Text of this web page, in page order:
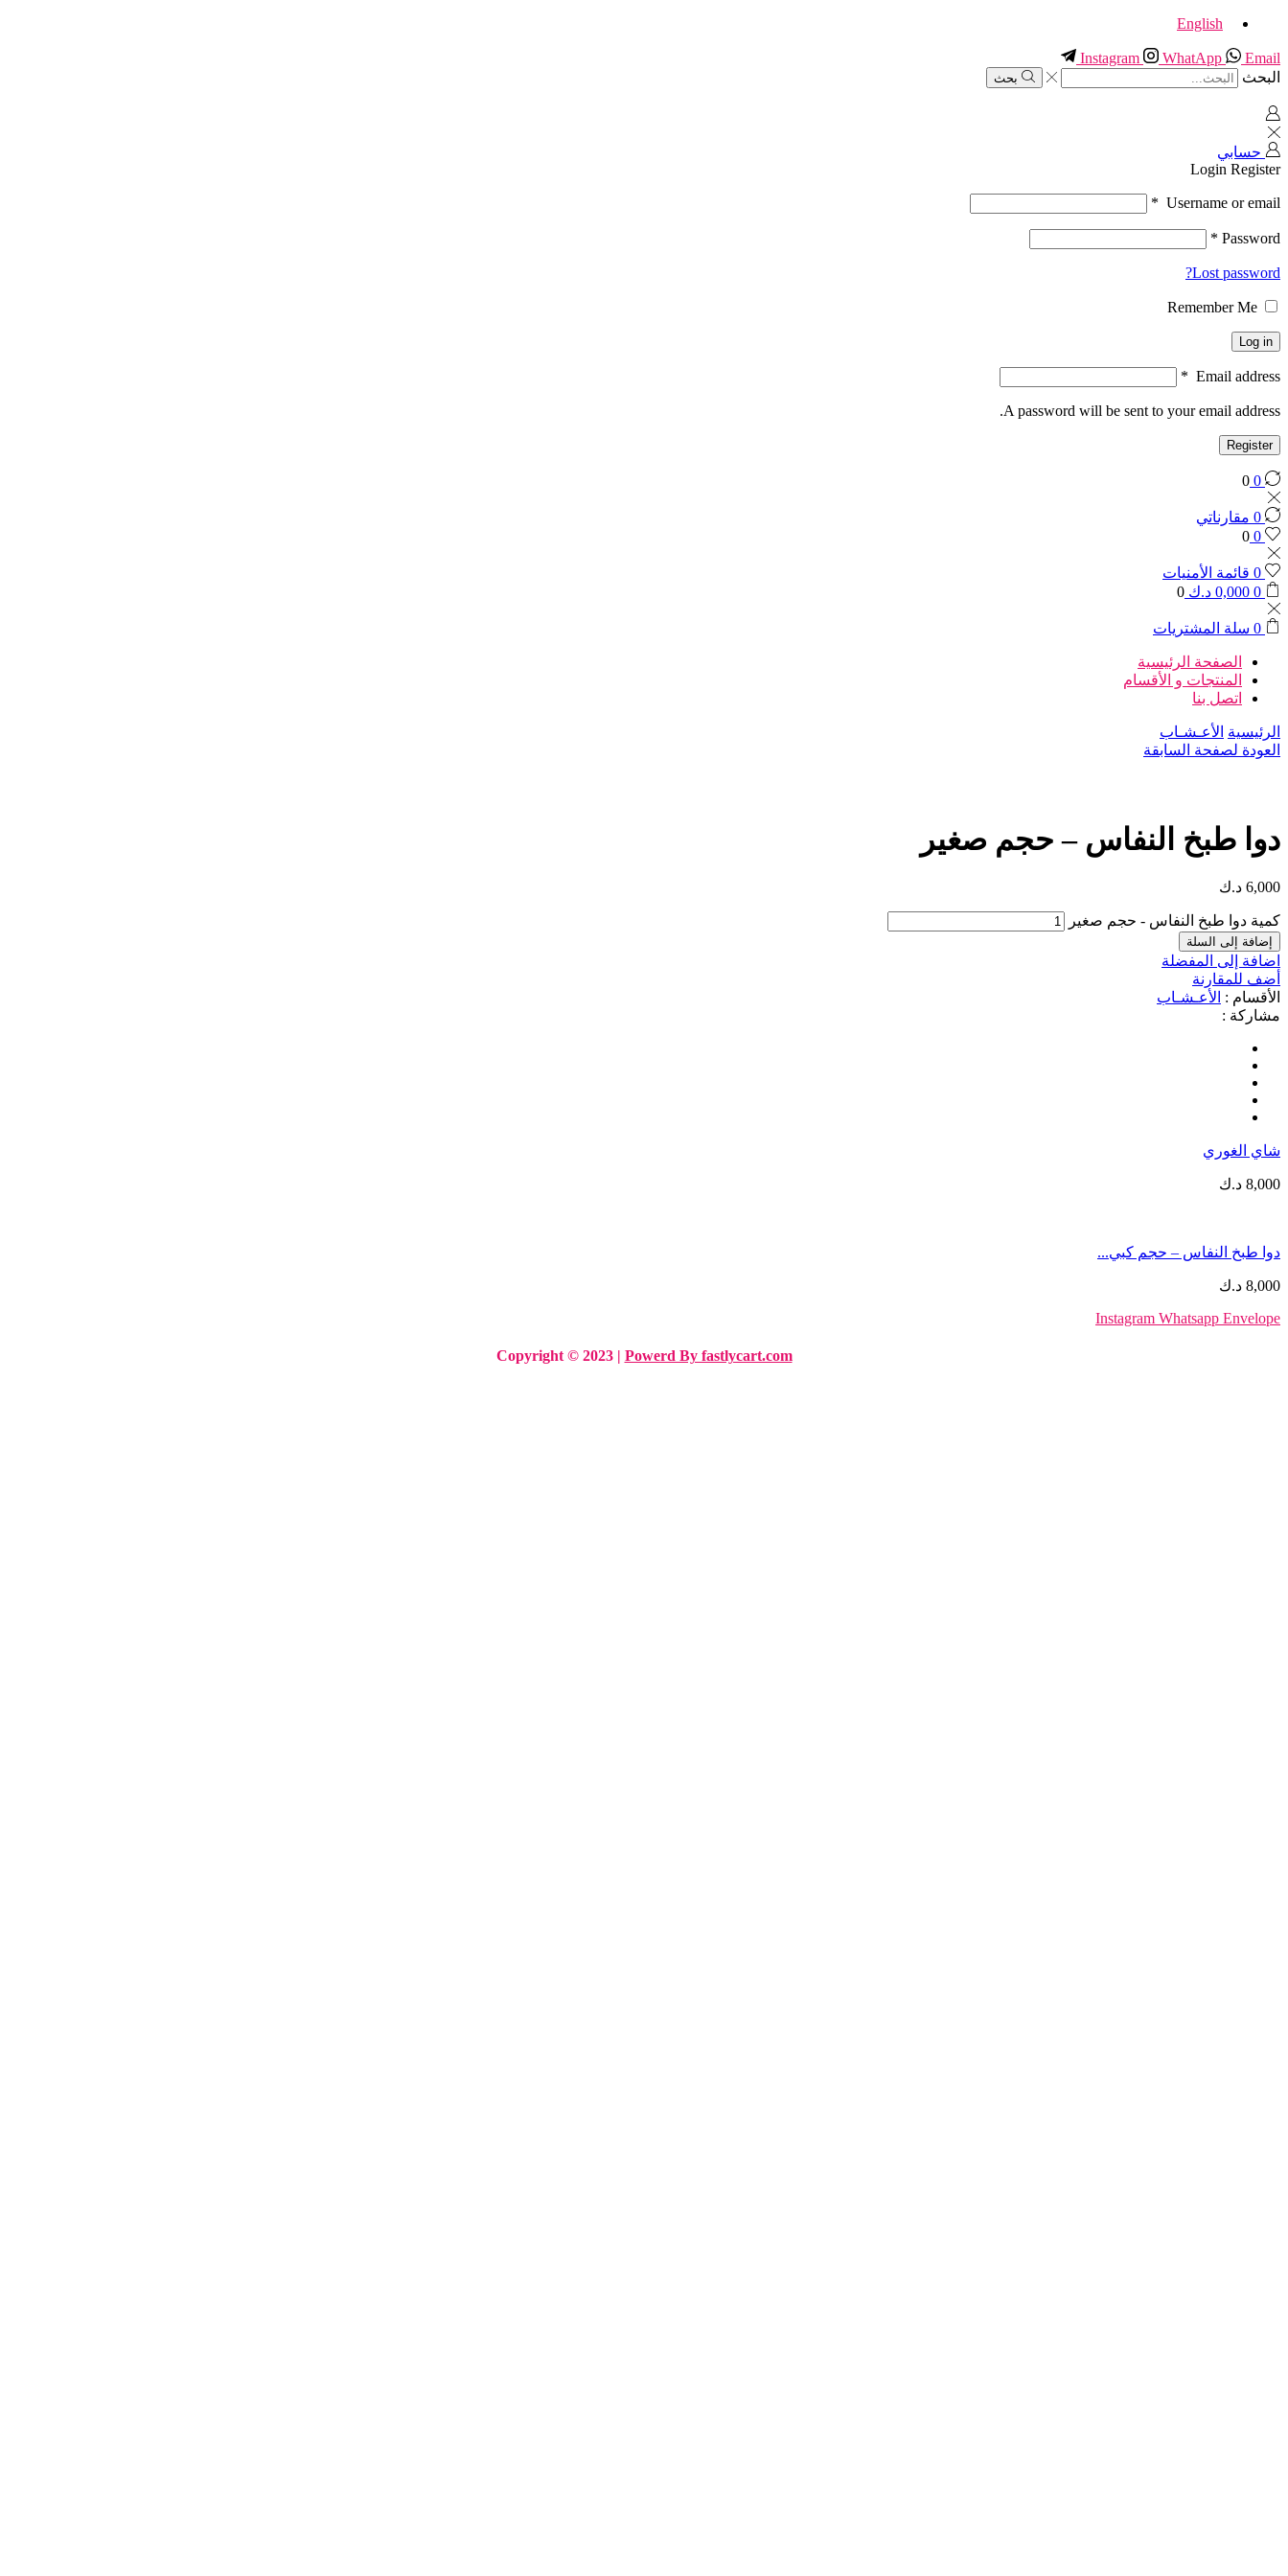
English
Instagram WhatApp
Email
البحث
بحث
حسابي
Login Register
Username or email
*
Password
*
Lost password?
Remember Me
Log in
Email address
*
A password will be sent to your email address.
Register
0
0
0 مقارناتي
0
0
0 قائمة الأمنيات
0
0,000 د.ك 0
0 سلة المشتريات
الصفحة الرئيسية
المنتجات و الأقسام
اتصل بنا
الرئيسية الأعـشـاب
العودة لصفحة السابقة
دوا طبخ النفاس – حجم صغير
6,000 د.ك
كمية دوا طبخ النفاس - حجم صغير
إضافة إلى السلة
اضافة إلى المفضلة
أضف للمقارنة
الأقسام : الأعـشـاب
مشاركة :
شاي الغوري
8,000 د.ك
دوا طبخ النفاس – حجم كبي...
8,000 د.ك
Instagram Whatsapp Envelope
Copyright © 2023 | Powerd By fastlycart.com